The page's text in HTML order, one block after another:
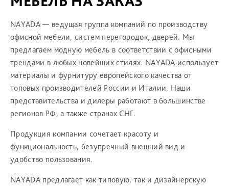
NAYADA — ведущая группа компаний по производству
офисной мебели, систем перегородок, дверей. Мы
предлагаем модную мебель в соответствии с офисными
трендами в любых новейших стилях. NAYADA использует
материалы и фурнитуру европейского качества от
топовых производителей России и Италии. Наши
представительства и дилеры работают в большинстве
регионов РФ, а также странах СНГ.
Продукция компании сочетает красоту и
функциональность, безупречный внешний вид и
удобство пользования.
NAYADA предлагает как типовую, так и дизайнерскую